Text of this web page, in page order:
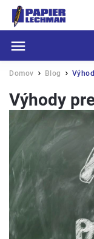
Domov / Blog /
Výhody